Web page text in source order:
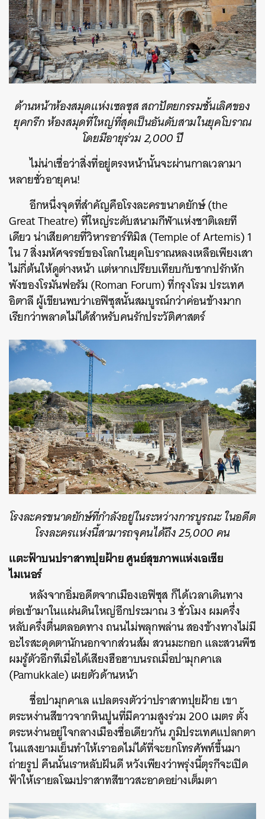
ด้านหน้าห้องสมุดแห่งเซลซุส สถาปัตยกรรมชั้นเลิศของ
ยุคกรีก ห้องสมุดที่ใหญ่ที่สุดเป็นอันดับสามในยุคโบราณ
โดยมีอายุร่วม 2,000 ปี
ไม่น่าเชื่อว่าสิ่งที่อยู่ตรงหน้านั้นจะผ่านกาลเวลามา
หลายชั่วอายุคน!
อีกหนึ่งจุดที่สำคัญคือโรงละครขนาดยักษ์ (the
Great Theatre) ที่ใหญ่ระดับสนามกีฬาแห่งชาติเลยที
เดียว น่าเสียดายที่วิหารอาร์ทิมิส (Temple of Artemis) 1
ใน 7 สิ่งมหัศจรรย์ของโลกในยุคโบราณหลงเหลือเพียงเสา
ไม่กี่ต้นให้ดูต่างหน้า แต่หากเปรียบเทียบกับซากปรักหัก
พังของโรมันฟอรัม (Roman Forum) ที่กรุงโรม ประเทศ
อิตาลี ผู้เขียนพบว่าเอฟิซุสนั้นสมบูรณ์กว่าค่อนข้างมาก
เรียกว่าพลาดไม่ได้สำหรับคนรักประวัติศาสตร์
โรงละครขนาดยักษ์ที่กำลังอยู่ในระหว่างการบูรณะ ในอดีต
โรงละครแห่งนี้สามารถจุคนได้ถึง 25,000 คน
แตะฟ้าบนปราสาทปุยฝ้าย ศูนย์สุขภาพแห่งเอเชีย
ไมเนอร์
หลังจากอิ่มอดีตจากเมืองเอฟิซุส ก็ได้เวลาเดินทาง
ต่อเข้ามาในแผ่นดินใหญ่อีกประมาณ 3 ชั่วโมง ผมครึ่ง
หลับครึ่งตื่นตลอดทาง ถนนไม่พลุกพล่าน สองข้างทางไม่มี
อะไรสะดุดตานักนอกจากส่วนส้ม สวนมะกอก และสวนพีช
ผมรู้ตัวอีกทีเมื่อได้เสียงฮือฮาบนรถเมื่อปามุกคาเล
(Pamukkale) เผยตัวด้านหน้า
ชื่อปามุกคาเล แปลตรงตัวว่าปราสาทปุยฝ้าย เขา
ตระหง่านสีขาวจากหินปูนที่มีความสูงร่วม 200 เมตร ตั้ง
ตระหง่านอยู่ใจกลางเมืองชื่อเดียวกัน ภูมิประเทศแปลกตา
ในแสงยามเย็นทำให้เราอดไม่ได้ที่จะยกโทรศัพท์ขึ้นมา
ถ่ายรูป คืนนั้นเราหลับฝันดี หวังเพียงว่าพรุ่งนี้ตุรกีจะเปิด
ฟ้าให้เรายลโฉมปราสาทสีขาวสะอาดอย่างเต็มตา
TWEET LINE EMAIL